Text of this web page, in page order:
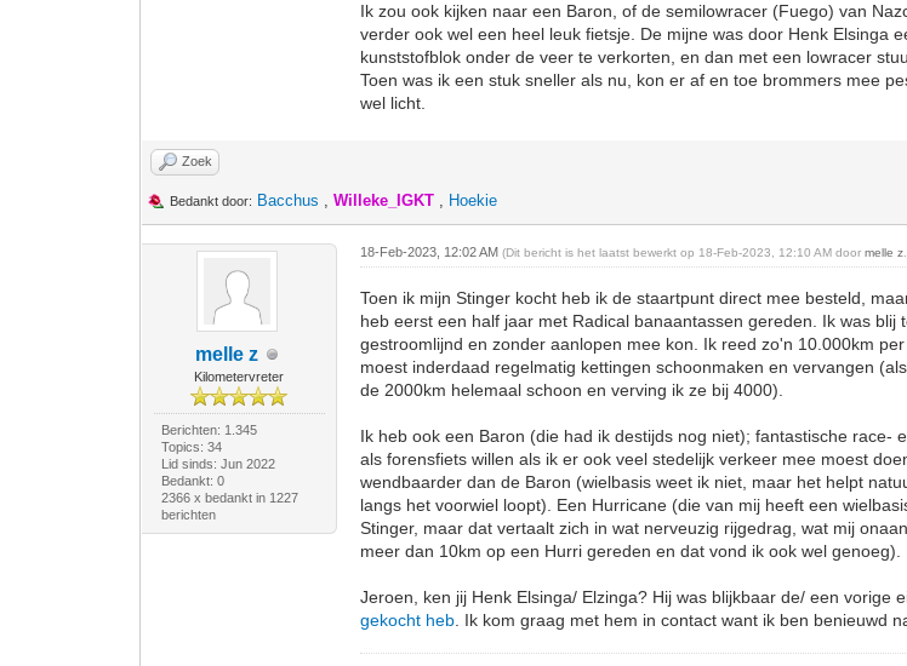
Ik zou ook kijken naar een Baron, of de semilowracer (Fuego) van
verder ook wel een heel leuk fietsje. De mijne was door Henk Elsinga
kunststofblok onder de veer te verkorten, en dan met een lowracer
Toen was ik een stuk sneller als nu, kon er af en toe brommers mee
wel licht.
Zoek
Bedankt door: Bacchus ,Willeke_IGKT , Hoekie
melle z
Kilometervreter
Berichten: 1.345
Topics: 34
Lid sinds: Jun 2022
Bedankt: 0
2366 x bedankt in 1227
berichten
18-Feb-2023, 12:02 AM(Dit bericht is het laatst bewerkt op 18-Feb-2023, 12:10 AM doormelle z
Toen ik mijn Stinger kocht heb ik de staartpunt direct mee besteld,
heb eerst een half jaar met Radical banaantassen gereden. Ik was blij
gestroomlijnd en zonder aanlopen mee kon. Ik reed zo'n 10.000km
moest inderdaad regelmatig kettingen schoonmaken en vervangen
de 2000km helemaal schoon en verving ik ze bij 4000).
Ik heb ook een Baron (die had ik destijds nog niet); fantastische race-
als forensfiets willen als ik er ook veel stedelijk verkeer mee moest
wendbaarder dan de Baron (wielbasis weet ik niet, maar het helpt
langs het voorwiel loopt). Een Hurricane (die van mij heeft een
Stinger, maar dat vertaalt zich in wat nerveuzig rijgedrag, wat mij
meer dan 10km op een Hurri gereden en dat vond ik ook wel genoeg).
Jeroen, ken jij Henk Elsinga/ Elzinga? Hij was blijkbaar de/ een vorige
gekocht heb . Ik kom graag met hem in contact want ik ben benieuwd